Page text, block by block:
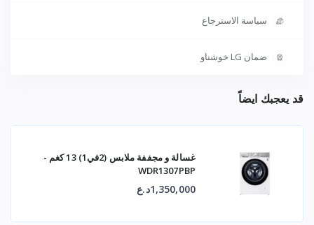
سياسة الاسترجاع
ضمان LG خوشناو
قد يعجبك ايضاً
غسالة و مجففة ملابس (2في1) 13 كغم -
WDR1307PBP
1,350,000د.ع